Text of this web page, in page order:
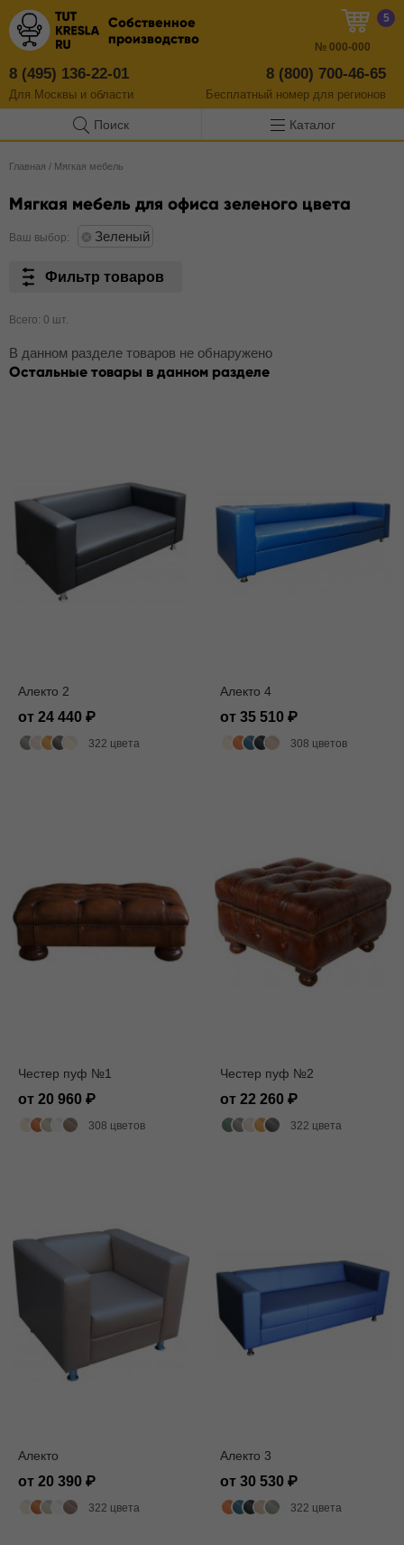
Собственное
производство
8 (495) 136-22-01
Для Москвы и области
8 (800) 700-46-65
Бесплатный номер для регионов
5
№ 000-000
Поиск Каталог
Главная / Мягкая мебель
Мягкая мебель для офиса зеленого цвета
Ваш выбор: Зеленый
Фильтр товаров
Всего: 0 шт.
В данном разделе товаров не обнаружено
Остальные товары в данном разделе
Алекто 2
от 24 440
322 цвета
Алекто 4
от 35 510
308 цветов
Честер пуф №1
от 20 960
308 цветов
Честер пуф №2
от 22 260
322 цвета
Алекто
от 20 390
322 цвета
Алекто 3
от 30 530
322 цвета